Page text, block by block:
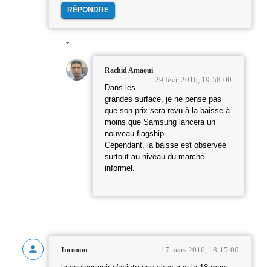
RÉPONDRE
Rachid Amaoui
29 févr. 2016, 19:58:00
Dans les
grandes surface, je ne pense pas
que son prix sera revu à la baisse à
moins que Samsung lancera un
nouveau flagship.
Cependant, la baisse est observée
surtout au niveau du marché
informel.
Inconnu 17 mars 2016, 18:15:00